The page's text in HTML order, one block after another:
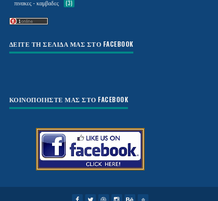
πινακες - καμβαδες (3)
ΔΕΙΤΕ ΤΗ ΣΕΛΙΔΑ ΜΑΣ ΣΤΟ FACEBOOK
ΚΟΙΝΟΠΟΙΗΣΤΕ ΜΑΣ ΣΤΟ FACEBOOK